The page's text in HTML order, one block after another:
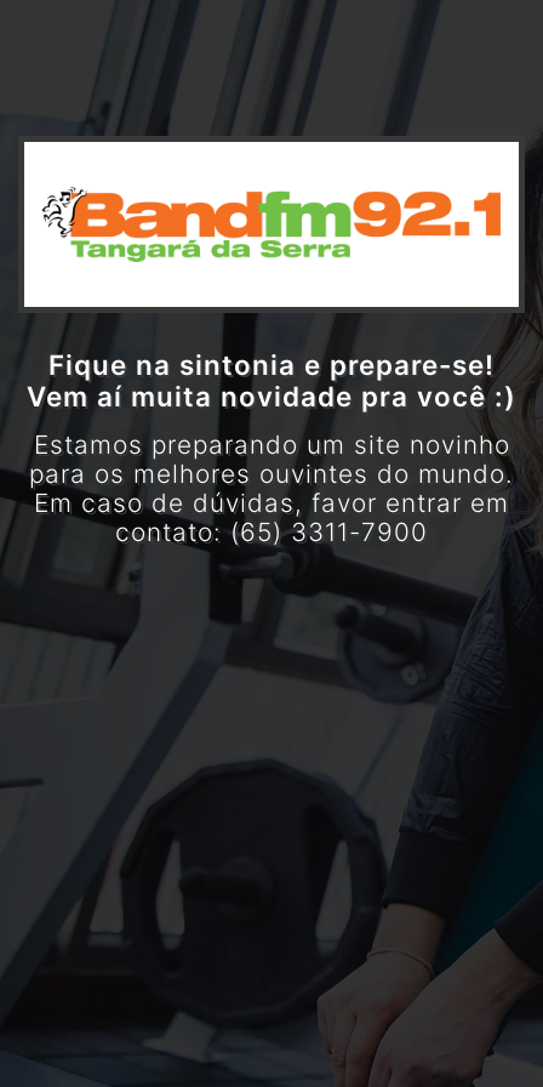
Fique na sintonia e prepare-se!
Vem aí muita novidade pra você :)
Estamos preparando um site novinho
para os melhores ouvintes do mundo.
Em caso de dúvidas, favor entrar em
contato: (65) 3311-7900